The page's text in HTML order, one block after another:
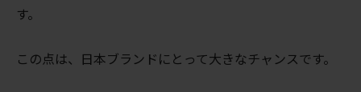
す。
この点は、日本ブランドにとって大きなチャンスです。